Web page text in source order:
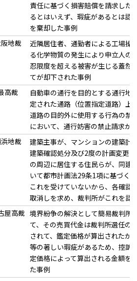
責任に基づく損害賠償を請求した
るとはいえず、瑕疵があるとは認
を棄却した事例
地裁
近隣居住者、通勤者による工場操
る化学物質の発生により申立人の
忍限度を超える被害が生じる蓋然
てが却下された事例
高裁
自動車の通行を目的とする通行地
定された通路（位置指定道路）上
道路の目的外に使用する行為の禁
において、通行妨害の禁止請求が
地裁
建築主事が、マンションの建築計
建築確認処分及び2度の計画変更
の周辺に居住する住民らが、同建
いて都市計画法29条1項に基づく
これを受けていないから、各確認
取消しを求め、裁判所がこれを認
屋高裁 境界紛争の解決として簡易裁判所
て、その売買代金は裁判所選任の
されて、鑑定価格が算出されたが
等の著しい瑕疵があるため、控訴
定価格によって算出される金額を
た事例